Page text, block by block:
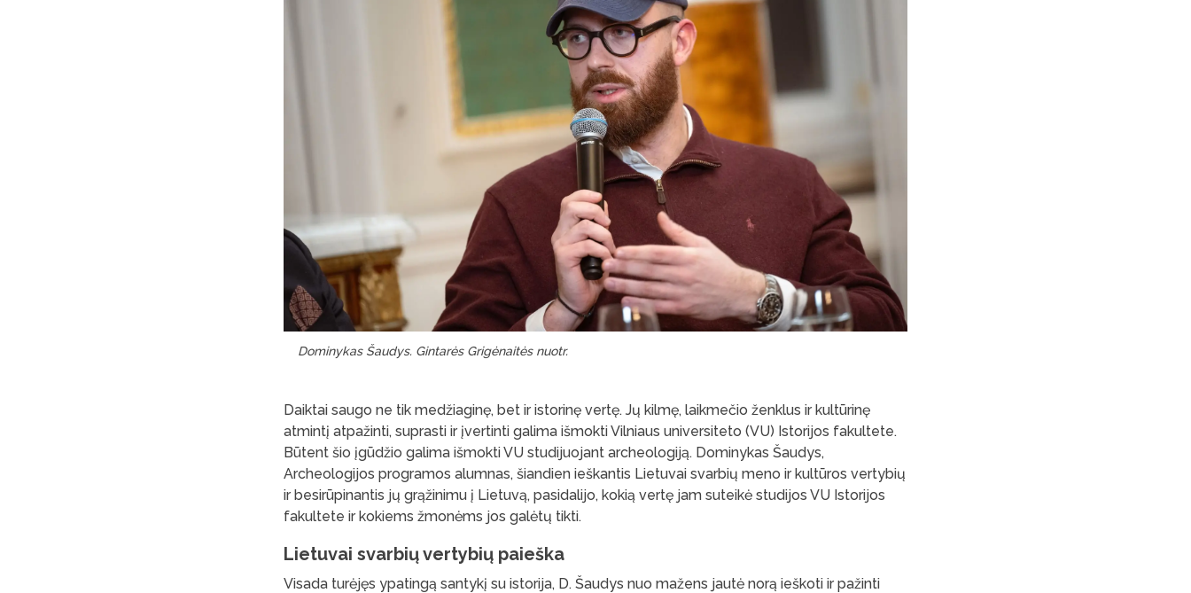
Dominykas Šaudys. Gintarės Grigėnaitės nuotr.
Daiktai saugo ne tik medžiaginę, bet ir istorinę vertę. Jų kilmę, laikmečio ženklus ir kultūrinę
atmintį atpažinti, suprasti ir įvertinti galima išmokti Vilniaus universiteto (VU) Istorijos fakultete.
Būtent šio įgūdžio galima išmokti VU studijuojant archeologiją. Dominykas Šaudys,
Archeologijos programos alumnas, šiandien ieškantis Lietuvai svarbių meno ir kultūros vertybių
ir besirūpinantis jų grąžinimu į Lietuvą, pasidalijo, kokią vertę jam suteikė studijos VU Istorijos
fakultete ir kokiems žmonėms jos galėtų tikti.
Lietuvai svarbių vertybių paieška
Visada turėjęs ypatingą santykį su istorija, D. Šaudys nuo mažens jautė norą ieškoti ir pažinti